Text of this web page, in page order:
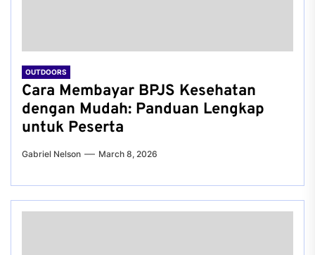
OUTDOORS
Cara Membayar BPJS Kesehatan
dengan Mudah: Panduan Lengkap
untuk Peserta
Gabriel Nelson March 8, 2026